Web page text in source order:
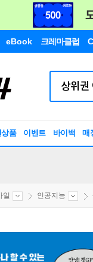
eBook 크레마클럽
상품 이벤트 바이백 매
일 인공지능